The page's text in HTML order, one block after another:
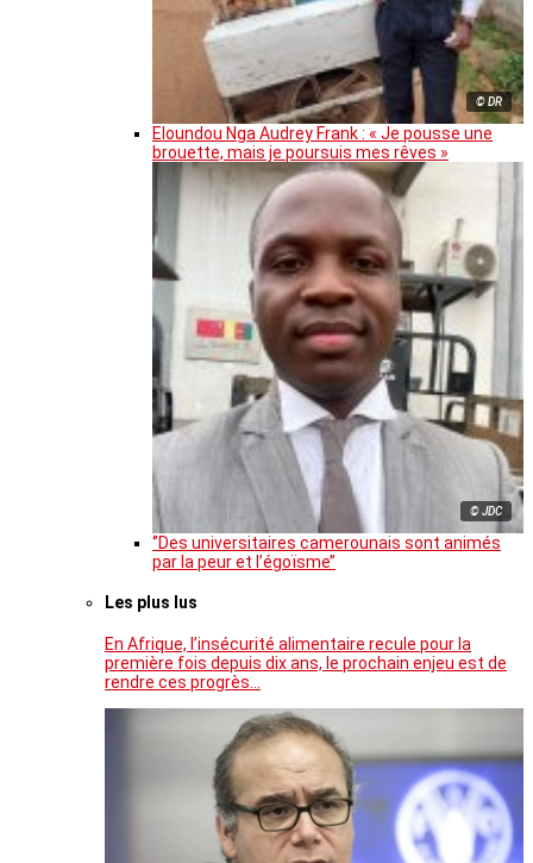
© DR
Eloundou Nga Audrey Frank : « Je pousse une
brouette, mais je poursuis mes rêves »
© JDC
‘’Des universitaires camerounais sont animés
par la peur et l’égoïsme’’
Les plus lus
En Afrique, l’insécurité alimentaire recule pour la
première fois depuis dix ans, le prochain enjeu est de
rendre ces progrès…